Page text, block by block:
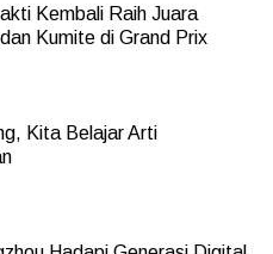
Kembali Raih Juara
Kumite di Grand Prix
Kita Belajar Arti